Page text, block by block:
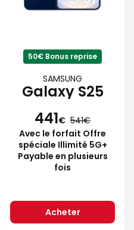
50€ Bonus reprise
SAMSUNG
Galaxy S25
441€ 541
Avec le forfait Offre
spéciale Illimité 5G+
Payable en plusieurs
fois
Acheter